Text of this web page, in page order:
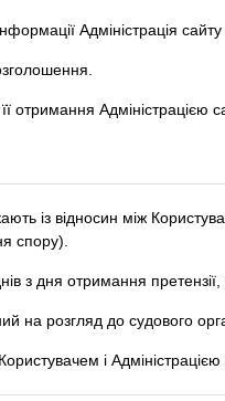
Адміністрація
отримання Адміністрацією
із відносин між
спору).
з дня отримання
розгляд до судового
і